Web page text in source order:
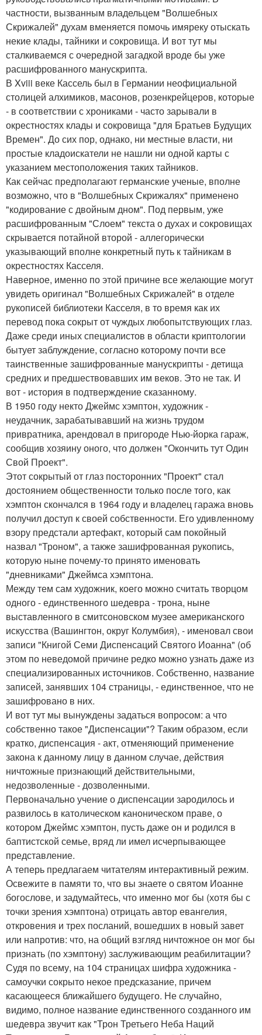
частности, вызванным владельцем "Волшебных
Скрижалей" духам вменяется помочь имяреку отыскать
некие клады, тайники и сокровища. И вот тут мы
сталкиваемся с очередной загадкой вроде бы уже
расшифрованного манускрипта.
В Xviii веке Кассель был в Германии неофициальной
столицей алхимиков, масонов, розенкрейцеров, которые
- в соответствии с хрониками - часто зарывали в
окрестностях клады и сокровища "для Братьев Будущих
Времен". До сих пор, однако, ни местные власти, ни
простые кладоискатели не нашли ни одной карты с
указанием местоположения таких тайников.
Как сейчас предполагают германские ученые, вполне
возможно, что в "Волшебных Скрижалях" применено
"кодирование с двойным дном". Под первым, уже
расшифрованным "Слоем" текста о духах и сокровищах
скрывается потайной второй - аллегорически
указывающий вполне конкретный путь к тайникам в
окрестностях Касселя.
Наверное, именно по этой причине все желающие могут
увидеть оригинал "Волшебных Скрижалей" в отделе
рукописей библиотеки Касселя, в то время как их
перевод пока сокрыт от чуждых любопытствующих глаз.
Даже среди иных специалистов в области криптологии
бытует заблуждение, согласно которому почти все
таинственные зашифрованные манускрипты - детища
средних и предшествовавших им веков. Это не так. И
вот - история в подтверждение сказанному.
В 1950 году некто Джеймс хэмптон, художник -
неудачник, зарабатывавший на жизнь трудом
привратника, арендовал в пригороде Нью-йорка гараж,
сообщив хозяину оного, что должен "Окончить тут Один
Свой Проект".
Этот сокрытый от глаз посторонних "Проект" стал
достоянием общественности только после того, как
хэмптон скончался в 1964 году и владелец гаража вновь
получил доступ к своей собственности. Его удивленному
взору предстали артефакт, который сам покойный
назвал "Троном", а также зашифрованная рукопись,
которую ныне почему-то принято именовать
"дневниками" Джеймса хэмптона.
Между тем сам художник, коего можно считать творцом
одного - единственного шедевра - трона, ныне
выставленного в смитсоновском музее американского
искусства (Вашингтон, округ Колумбия), - именовал свои
записи "Книгой Семи Диспенсаций Святого Иоанна" (об
этом по неведомой причине редко можно узнать даже из
специализированных источников. Собственно, название
записей, занявших 104 страницы, - единственное, что не
зашифровано в них.
И вот тут мы вынуждены задаться вопросом: а что
собственно такое "Диспенсации"? Таким образом, если
кратко, диспенсация - акт, отменяющий применение
закона к данному лицу в данном случае, действия
ничтожные признающий действительными,
недозволенные - дозволенными.
Первоначально учение о диспенсации зародилось и
развилось в католическом каноническом праве, о
котором Джеймс хэмптон, пусть даже он и родился в
баптистской семье, вряд ли имел исчерпывающее
представление.
А теперь предлагаем читателям интерактивный режим.
Освежите в памяти то, что вы знаете о святом Иоанне
богослове, и задумайтесь, что именно мог бы (хотя бы с
точки зрения хэмптона) отрицать автор евангелия,
откровения и трех посланий, вошедших в новый завет
или напротив: что, на общий взгляд ничтожное он мог бы
признать (по хэмптону) заслуживающим реабилитации?
Судя по всему, на 104 страницах шифра художника -
самоучки сокрыто некое предсказание, причем
касающееся ближайшего будущего. Не случайно,
видимо, полное название единственного созданного им
шедевра звучит как "Трон Третьего Неба Наций